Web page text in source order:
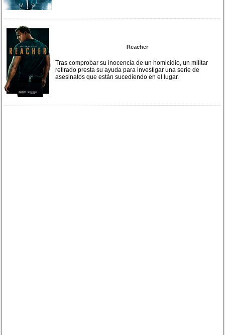
Reacher
Tras comprobar su inocencia de un homicidio, un militar
retirado presta su ayuda para investigar una serie de
asesinatos que están sucediendo en el lugar.